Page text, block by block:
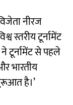
नीरज
स्तरीय टूर्नामेंट
ने टूर्नामेंट से पहले
भारतीय
है।’